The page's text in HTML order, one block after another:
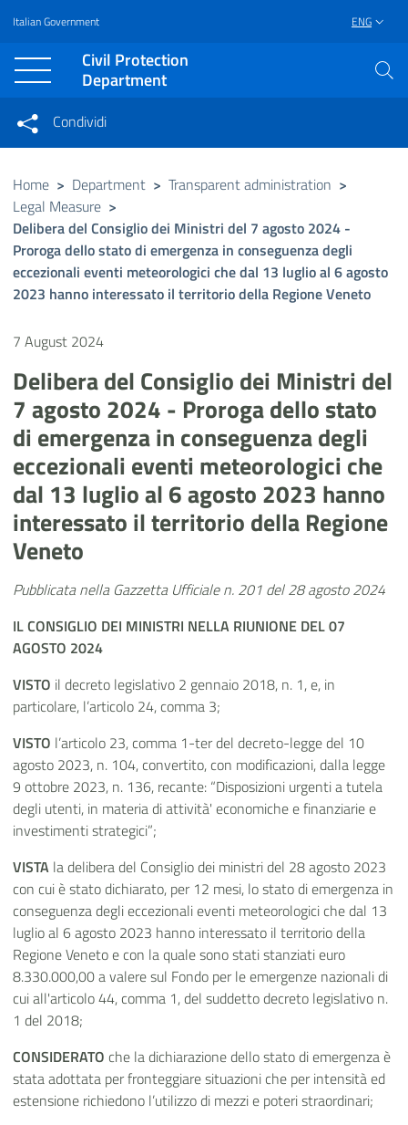
Vai al contenuto principale
Raggiungi il piè di pagina
Italian Government ENG
Civil Protection
Department
Condividi su Facebook
Condividi su Twitter
Condividi
Condividi sui social network
Home > Department > Transparent administration >
Legal Measure >
Delibera del Consiglio dei Ministri del 7 agosto 2024 -
Proroga dello stato di emergenza in conseguenza degli
eccezionali eventi meteorologici che dal 13 luglio al 6 agosto
2023 hanno interessato il territorio della Regione Veneto
7 August 2024
Delibera del Consiglio dei Ministri del
7 agosto 2024 - Proroga dello stato
di emergenza in conseguenza degli
eccezionali eventi meteorologici che
dal 13 luglio al 6 agosto 2023 hanno
interessato il territorio della Regione
Veneto
Pubblicata nella Gazzetta Ufficiale n. 201 del 28 agosto 2024
IL CONSIGLIO DEI MINISTRI NELLA RIUNIONE DEL 07
AGOSTO 2024
VISTO il decreto legislativo 2 gennaio 2018, n. 1, e, in
particolare, l’articolo 24, comma 3;
VISTO l’articolo 23, comma 1-ter del decreto-legge del 10
agosto 2023, n. 104, convertito, con modificazioni, dalla legge
9 ottobre 2023, n. 136, recante: “Disposizioni urgenti a tutela
degli utenti, in materia di attività' economiche e finanziarie e
investimenti strategici”;
VISTA la delibera del Consiglio dei ministri del 28 agosto 2023
con cui è stato dichiarato, per 12 mesi, lo stato di emergenza in
conseguenza degli eccezionali eventi meteorologici che dal 13
luglio al 6 agosto 2023 hanno interessato il territorio della
Regione Veneto e con la quale sono stati stanziati euro
8.330.000,00 a valere sul Fondo per le emergenze nazionali di
cui all'articolo 44, comma 1, del suddetto decreto legislativo n.
1 del 2018;
CONSIDERATO che la dichiarazione dello stato di emergenza è
stata adottata per fronteggiare situazioni che per intensità ed
estensione richiedono l’utilizzo di mezzi e poteri straordinari;